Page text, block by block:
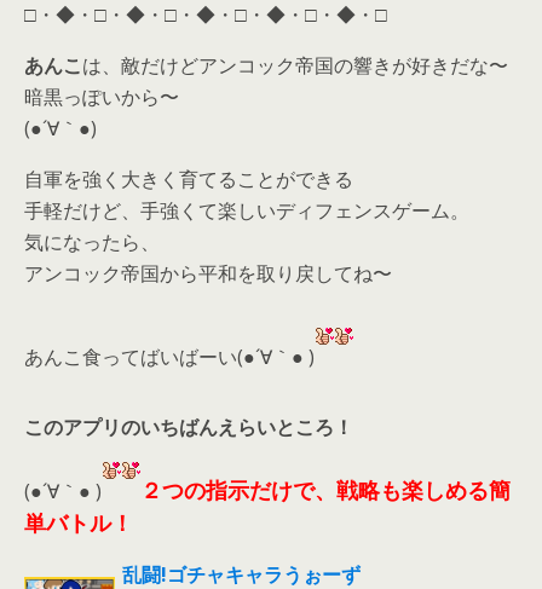
□・◆・□・◆・□・◆・□・◆・□・◆・□
あんこは、敵だけどアンコック帝国の響きが好きだな〜
暗黒っぽいから〜
(●´∀｀●)
自軍を強く大きく育てることができる
手軽だけど、手強くて楽しいディフェンスゲーム。
気になったら、
アンコック帝国から平和を取り戻してね〜
あんこ食ってばいばーい(●´∀｀● )
このアプリのいちばんえらいところ！
(●´∀｀● )
２つの指示だけで、戦略も楽しめる簡
単バトル！
乱闘!ゴチャキャラうぉーず